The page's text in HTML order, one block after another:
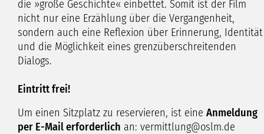
die »große Geschichte« einbettet. Somit ist der Film
nicht nur eine Erzählung über die Vergangenheit,
sondern auch eine Reflexion über Erinnerung, Identität
und die Möglichkeit eines grenzüberschreitenden
Dialogs.
Eintritt frei!
Um einen Sitzplatz zu reservieren, ist eine Anmeldung
per E-Mail erforderlich an: vermittlung oslm de